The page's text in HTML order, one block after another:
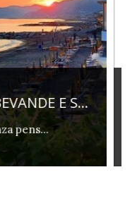
-
e prepagata